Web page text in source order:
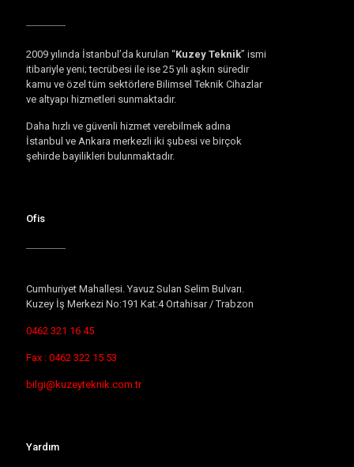
2009 yılında İstanbul’da kurulan “Kuzey Teknik” ismi
itibariyle yeni; tecrübesi ile ise 25 yılı aşkın süredir
kamu ve özel tüm sektörlere Bilimsel Teknik Cihazlar
ve altyapı hizmetleri sunmaktadır.
Daha hızlı ve güvenli hizmet verebilmek adına
İstanbul ve Ankara merkezli iki şubesi ve birçok
şehirde bayilikleri bulunmaktadır.
Ofis
Cumhuriyet Mahallesi. Yavuz Sulan Selim Bulvarı.
Kuzey İş Merkezi No:191 Kat:4 Ortahisar / Trabzon
0462 321 16 45
Fax : 0462 322 15 53
bilgi@kuzeyteknik.com.tr
Yardım